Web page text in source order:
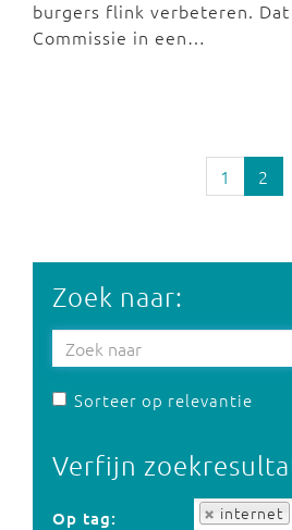
burgers flink verbeteren.
Commissie in een…
1 2
Zoek naar:
Sorteer op relevantie
Verfijn
Op tag: internet
Op tag: